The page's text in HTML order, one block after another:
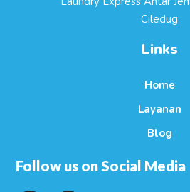
Ciledug
Links
Home
Layanan
Blog
Follow us on Social Media